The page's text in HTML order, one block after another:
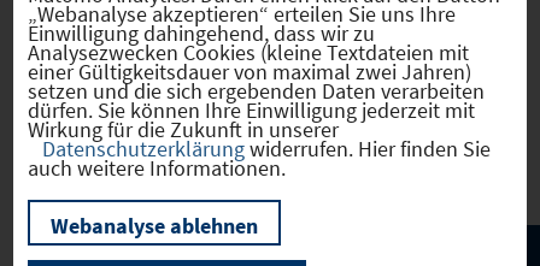
Verkehrsinfrastruktur
Kommunale Infrastruktur
„Webanalyse akzeptieren“ erteilen Sie uns Ihre
Einwilligung dahingehend, dass wir zu
Analysezwecken Cookies (kleine Textdateien mit
einer Gültigkeitsdauer von maximal zwei Jahren)
setzen und die sich ergebenden Daten verarbeiten
dürfen. Sie können Ihre Einwilligung jederzeit mit
Wirkung für die Zukunft in unserer
Datenschutzerklärungwiderrufen. Hier finden Sie
auch weitere Informationen.
Webanalyse ablehnen